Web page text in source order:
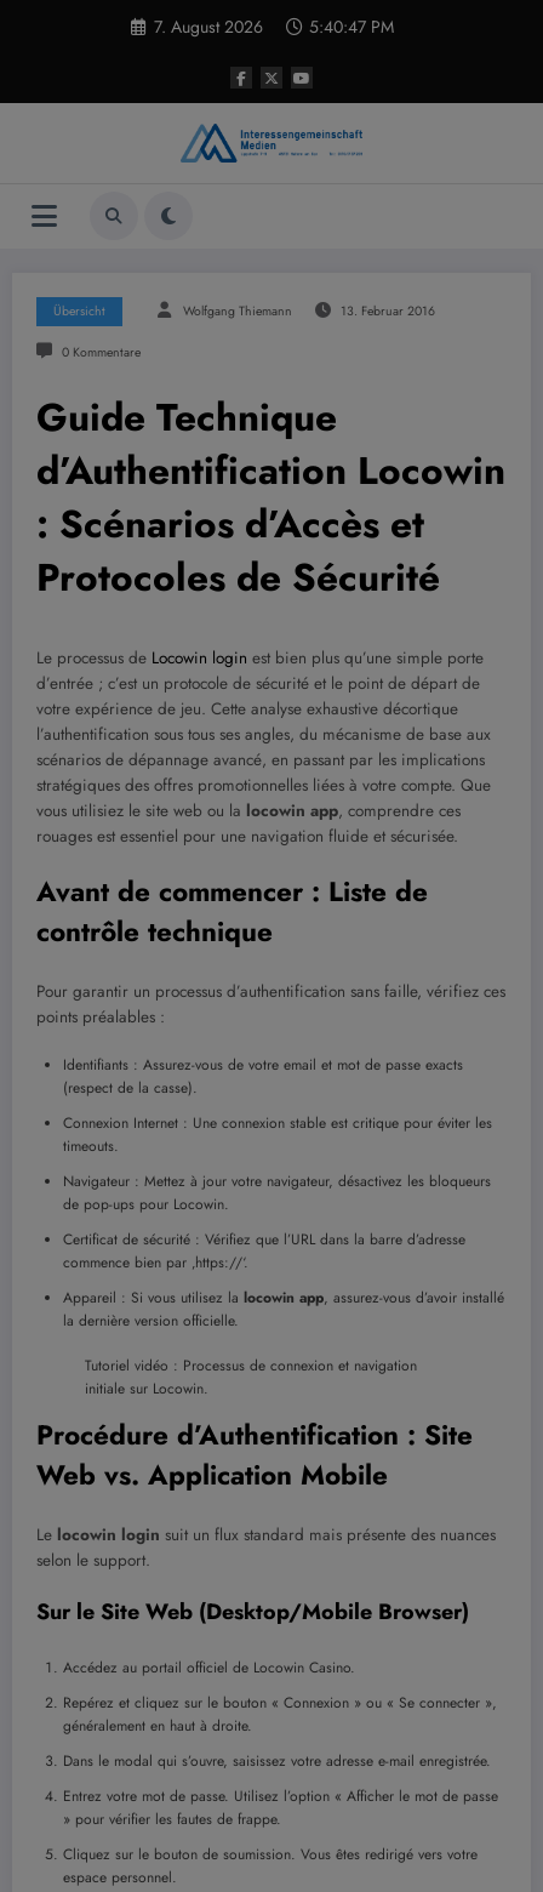
7. August 2026 5:40:48 PM
Übersicht Wolfgang Thiemann 13. Februar 2016
0 Kommentare
Guide Technique
d’Authentification Locowin
: Scénarios d’Accès et
Protocoles de Sécurité
Le processus de Locowin login est bien plus qu’une simple porte
d’entrée ; c’est un protocole de sécurité et le point de départ de
votre expérience de jeu. Cette analyse exhaustive décortique
l’authentification sous tous ses angles, du mécanisme de base aux
scénarios de dépannage avancé, en passant par les implications
stratégiques des offres promotionnelles liées à votre compte. Que
vous utilisiez le site web ou la locowin app, comprendre ces
rouages est essentiel pour une navigation fluide et sécurisée.
Avant de commencer : Liste de
contrôle technique
Pour garantir un processus d’authentification sans faille, vérifiez ces
points préalables :
Identifiants : Assurez-vous de votre email et mot de passe exacts
(respect de la casse).
Connexion Internet : Une connexion stable est critique pour éviter les
timeouts.
Navigateur : Mettez à jour votre navigateur, désactivez les bloqueurs
de pop-ups pour Locowin.
Certificat de sécurité : Vérifiez que l’URL dans la barre d’adresse
commence bien par ‚https://‘.
Appareil : Si vous utilisez la locowin app, assurez-vous d’avoir installé
la dernière version officielle.
Tutoriel vidéo : Processus de connexion et navigation
initiale sur Locowin.
Procédure d’Authentification : Site
Web vs. Application Mobile
Le locowin login suit un flux standard mais présente des nuances
selon le support.
Sur le Site Web (Desktop/Mobile Browser)
Accédez au portail officiel de Locowin Casino.
Repérez et cliquez sur le bouton « Connexion » ou « Se connecter »,
généralement en haut à droite.
Dans le modal qui s’ouvre, saisissez votre adresse e-mail enregistrée.
Entrez votre mot de passe. Utilisez l’option « Afficher le mot de passe
» pour vérifier les fautes de frappe.
Cliquez sur le bouton de soumission. Vous êtes redirigé vers votre
espace personnel.